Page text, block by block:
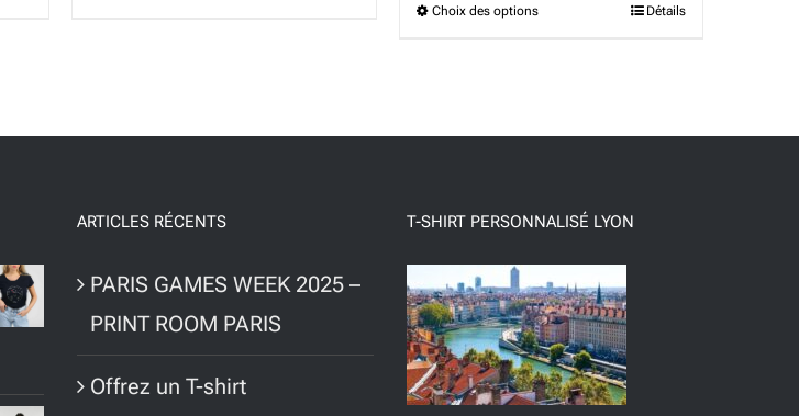
Choix des optionsCe
plusieurs
Les
peuvent
être
choisies
Détails
ARTICLES RÉCENTS
PARIS GAMES WEEK 2025 –
PRINT ROOM PARIS
Offrez un T-shirt
T-SHIRT PERSONNALISÉ LYON